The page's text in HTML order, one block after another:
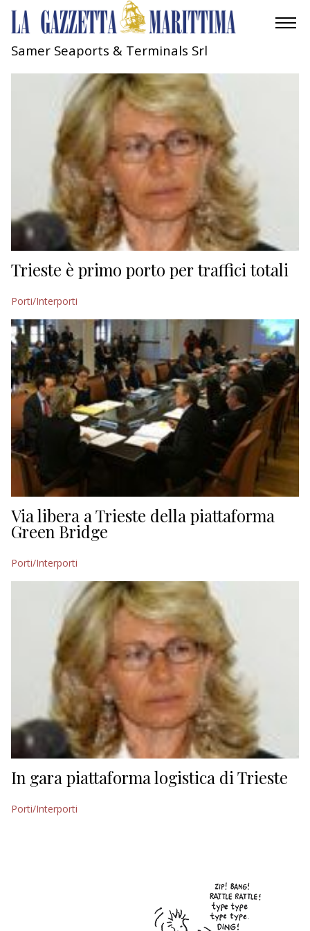
INDUSTRIA
RICERCA
ECONOMIA
TURISMO
CULTURA
NAUTICA
EDITORIALI
Samer Seaports & Terminals Srl
Trieste è primo porto per traffici totali
Porti/Interporti
Via libera a Trieste della piattaforma
Green Bridge
Porti/Interporti
In gara piattaforma logistica di Trieste
Porti/Interporti